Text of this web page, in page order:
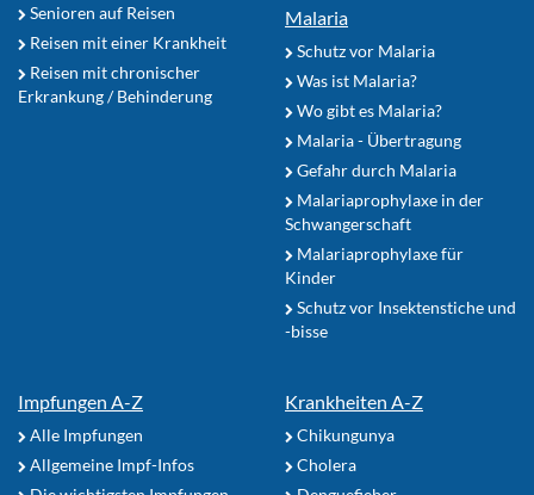
Senioren auf Reisen
Reisen mit einer Krankheit
Reisen mit chronischer
Erkrankung / Behinderung
Malaria
Schutz vor Malaria
Was ist Malaria?
Wo gibt es Malaria?
Malaria - Übertragung
Gefahr durch Malaria
Malariaprophylaxe in der
Schwangerschaft
Malariaprophylaxe für
Kinder
Schutz vor Insektenstiche und
-bisse
Impfungen A-Z
Alle Impfungen
Allgemeine Impf-Infos
Krankheiten A-Z
Chikungunya
Cholera